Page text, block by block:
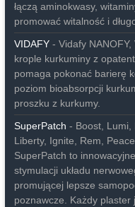
łączą aminokwasy,
promować witalność i
VIDAFY- Vidafy NANOFY,
krople kurkuminy z
pomaga pokonać barierę
poziom bioabsorpcji
proszku z kurkumy.
SuperPatch - Boost, Lumi,
Liberty, Ignite, Rem,
SuperPatch to
stymulacji układu
promującej lepsze
poznawcze. Każdy